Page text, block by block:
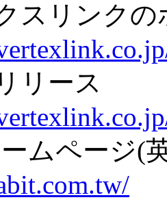
スリンクの
リース
ムページ(